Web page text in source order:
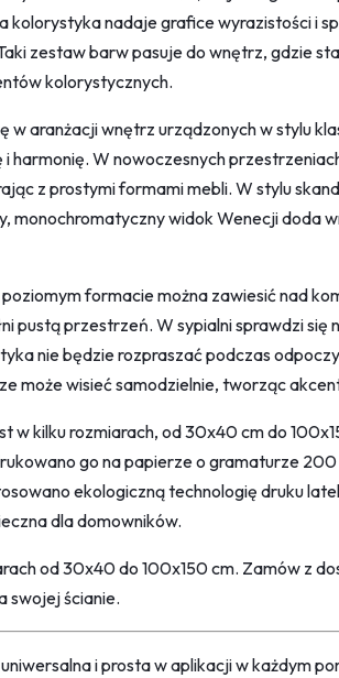
kolorystyka nadaje grafice wyrazistości i
zestaw barw pasuje do wnętrz, gdzie
kolorystycznych.
w aranżacji wnętrz urządzonych w stylu
harmonię. W nowoczesnych
z prostymi formami mebli. W stylu
monochromatyczny widok Wenecji doda
formacie można zawiesić nad
pustą przestrzeń. W sypialni sprawdzi się
nie będzie rozpraszać podczas
może wisieć samodzielnie, tworząc
w kilku rozmiarach, od 30x40 cm do
go na papierze o gramaturze
ekologiczną technologię druku
dla domowników.
od 30x40 do 100x150 cm. Zamów z
swojej ścianie.
i prosta w aplikacji w każdym